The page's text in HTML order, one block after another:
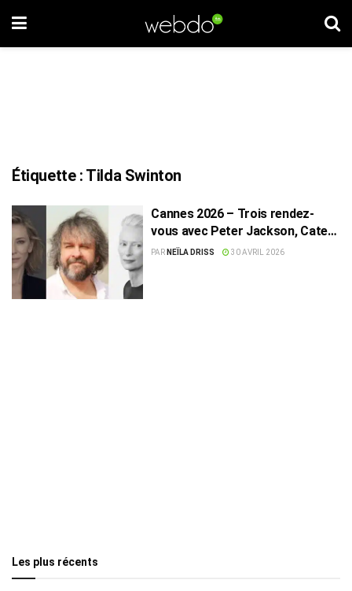
Étiquette : Tilda Swinton
Cannes 2026 – Trois rendez-
vous avec Peter Jackson, Cate
Blanchett et Tilda Swinton
PAR NEÏLA DRISS 30 AVRIL 2026
Les plus récents